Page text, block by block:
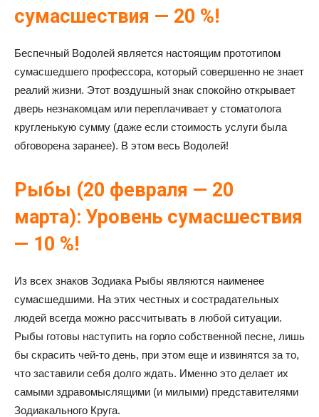
сумасшествия — 20 %!
Беспечный Водолей является настоящим прототипом
сумасшедшего профессора, который совершенно не знает
реалий жизни. Этот воздушный знак спокойно открывает
дверь незнакомцам или переплачивает у стоматолога
кругленькую сумму (даже если стоимость услуги была
обговорена заранее). В этом весь Водолей!
Рыбы (20 февраля — 20
марта): Уровень сумасшествия
— 10 %!
Из всех знаков Зодиака Рыбы являются наименее
сумасшедшими. На этих честных и сострадательных
людей всегда можно рассчитывать в любой ситуации.
Рыбы готовы наступить на горло собственной песне, лишь
бы скрасить чей-то день, при этом еще и извинятся за то,
что заставили себя долго ждать. Именно это делает их
самыми здравомыслящими (и милыми) представителями
Зодиакального Круга.